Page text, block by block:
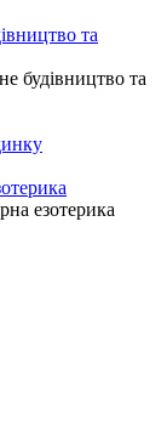
та
будівництво та
езотерика